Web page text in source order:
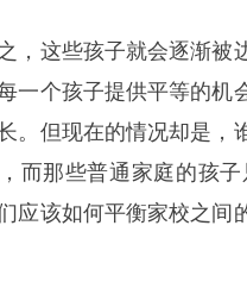
，这些孩子就会逐渐被
一个孩子提供平等的机
。但现在的情况却是，
而那些普通家庭的孩
应该如何平衡家校之间